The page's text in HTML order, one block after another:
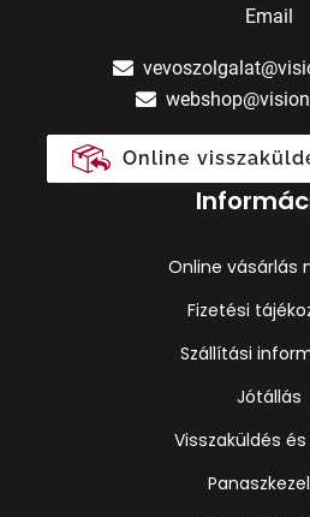
Email
Online
Online vásárlás
Fizetési
Szállítási
Jótállás
Visszaküldés